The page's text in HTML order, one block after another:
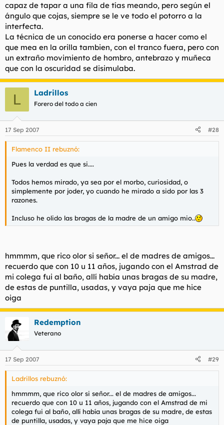
capaz de tapar a una fila de tías meando, pero según el
ángulo que cojas, siempre se le ve todo el potorro a la
interfecta.
La técnica de un conocido era ponerse a hacer como el
que mea en la orilla tambien, con el tranco fuera, pero con
un extraño movimiento de hombro, antebrazo y muñeca
que con la oscuridad se disimulaba.
L Ladrillos
Forero del todo a cien
17 Sep 2007 #28
Flamenco II rebuznó:
Pues la verdad es que si....
Todos hemos mirado, ya sea por el morbo, curiosidad, o
simplemente por joder, yo cuando he mirado a sido por las 3
razones.
Incluso he olido las bragas de la madre de un amigo mio..
hmmmm, que rico olor si señor... el de madres de amigos...
recuerdo que con 10 u 11 años, jugando con el Amstrad de
mi colega fui al baño, allí había unas bragas de su madre,
de estas de puntilla, usadas, y vaya paja que me hice
oiga
Redemption
Veterano
17 Sep 2007 #29
Ladrillos rebuznó:
hmmmm, que rico olor si señor... el de madres de amigos...
recuerdo que con 10 u 11 años, jugando con el Amstrad de mi
colega fui al baño, allí había unas bragas de su madre, de estas
de puntilla, usadas, y vaya paja que me hice oiga